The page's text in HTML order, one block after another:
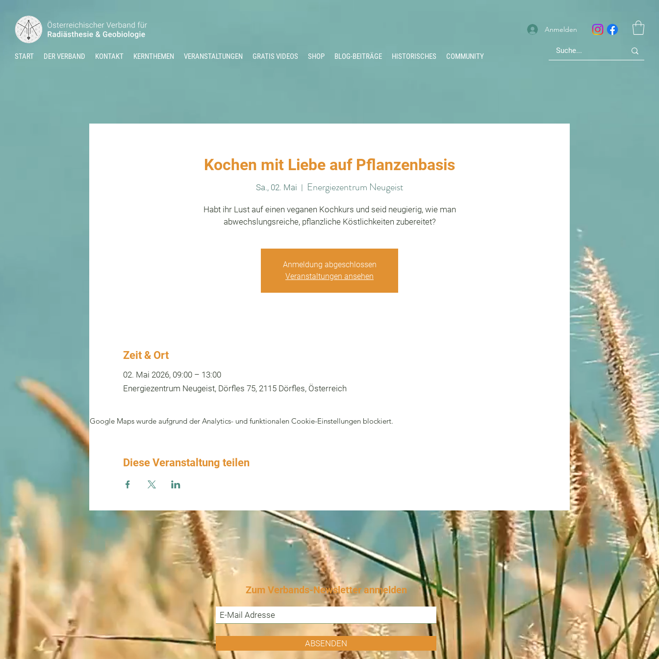
START DER VERBAND KONTAKT KERNTHEMEN VERANSTALTUNGEN GRATIS VIDEOS SHOP BLOG-BEITRÄGE HISTORISCHES COMMUNITY
Anmelden
Kochen mit Liebe auf Pflanzenbasis
Sa., 02. Mai
  |
Energiezentrum Neugeist
Habt ihr Lust auf einen veganen Kochkurs und seid neugierig, wie man
abwechslungsreiche, pflanzliche Köstlichkeiten zubereitet?
Anmeldung abgeschlossen
Veranstaltungen ansehen
Zeit & Ort
02. Mai 2026, 09:00 – 13:00
Energiezentrum Neugeist, Dörfles 75, 2115 Dörfles, Österreich
Google Maps wurde aufgrund der Analytics- und funktionalen Cookie-Einstellungen blockiert.
Diese Veranstaltung teilen
Zum Verbands-Newsletter anmelden
ABSENDEN